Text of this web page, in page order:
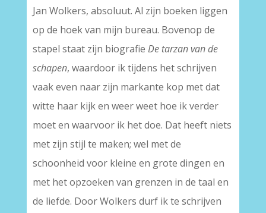
Jan Wolkers, absoluut. Al zijn boeken liggen
op de hoek van mijn bureau. Bovenop de
stapel staat zijn biografie De tarzan van de
schapen, waardoor ik tijdens het schrijven
vaak even naar zijn markante kop met dat
witte haar kijk en weer weet hoe ik verder
moet en waarvoor ik het doe. Dat heeft niets
met zijn stijl te maken; wel met de
schoonheid voor kleine en grote dingen en
met het opzoeken van grenzen in de taal en
de liefde. Door Wolkers durf ik te schrijven